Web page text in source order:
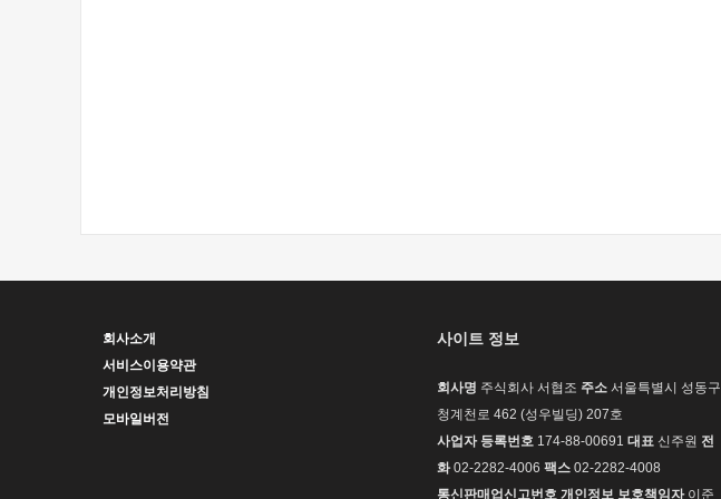
회사소개
서비스이용약관
개인정보처리방침
모바일버전
사이트 정보
회사명 주식회사 서협조 주소 서울특별시 성동구
청계천로 462 (성우빌딩) 207호
사업자 등록번호 174-88-00691 대표 신주원 전
화02-2282-4006 팩스 02-2282-4008
통신판매업신고번호 개인정보 보호책임자이준